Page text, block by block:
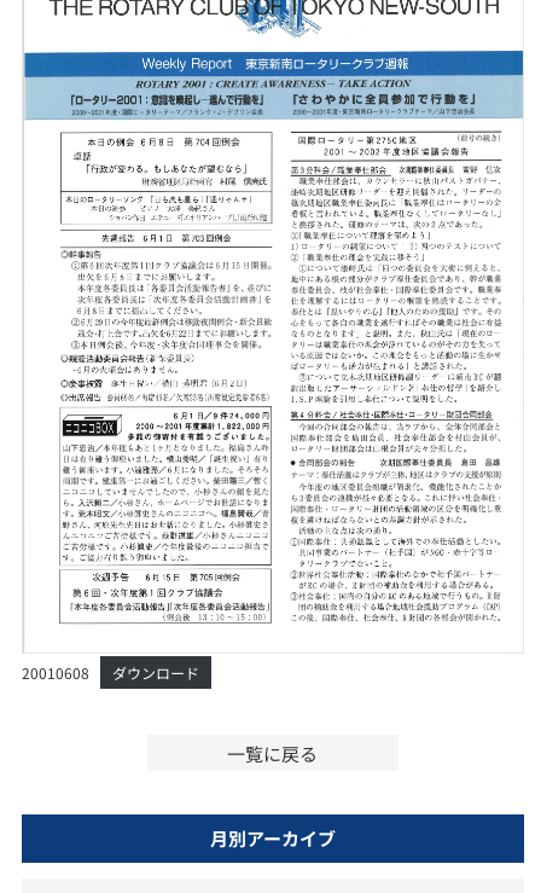
20010608 ダウンロード
一覧に戻る
月別アーカイブ